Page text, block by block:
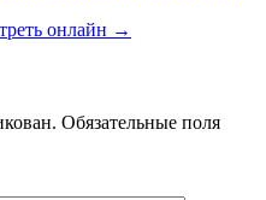
онлайн →
Обязательные поля